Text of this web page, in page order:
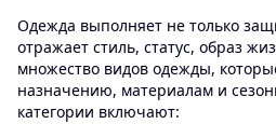
Одежда выполняет не только
отражает стиль, статус, образ
множество видов одежды,
назначению, материалам и
категории включают: